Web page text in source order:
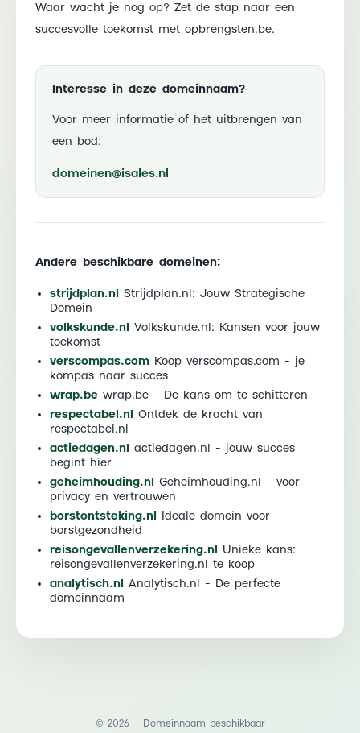
Waar wacht je nog op? Zet de stap naar een
succesvolle toekomst met opbrengsten.be.
Interesse in deze domeinnaam?
Voor meer informatie of het uitbrengen van
een bod:
domeinen@isales.nl
Andere beschikbare domeinen:
strijdplan.nl
Strijdplan.nl: Jouw Strategische
Domein
volkskunde.nl
Volkskunde.nl: Kansen voor jouw
toekomst
verscompas.com Koop verscompas.com - je
kompas naar succes
wrap.be wrap.be - De kans om te schitteren
respectabel.nl
Ontdek de kracht van
respectabel.nl
actiedagen.nl
actiedagen.nl - jouw succes
begint hier
geheimhouding.nl
Geheimhouding.nl - voor
privacy en vertrouwen
borstontsteking.nl
Ideale domein voor
borstgezondheid
reisongevallenverzekering.nl
Unieke kans:
reisongevallenverzekering.nl te koop
analytisch.nl
Analytisch.nl - De perfecte
domeinnaam
© 2026 — Domeinnaam beschikbaar